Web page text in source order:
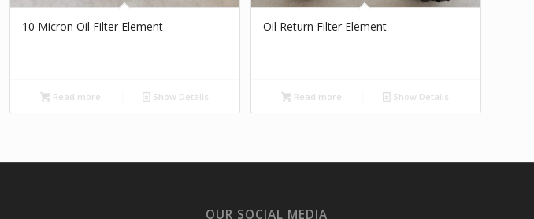
10 Micron Oil Filter Element
Read more Show Details
Oil Return Filter Element
Read more Show Details
OUR SOCIAL MEDIA